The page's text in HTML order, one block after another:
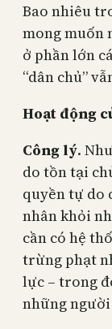
Bao nhiêu
mong muốn
ở phần lớn
“dân chủ”
Hoạt động
Công lý.
do tồn tại
quyền tự do
nhân khỏi
cần có hệ
trừng phạt
lực – trong
những